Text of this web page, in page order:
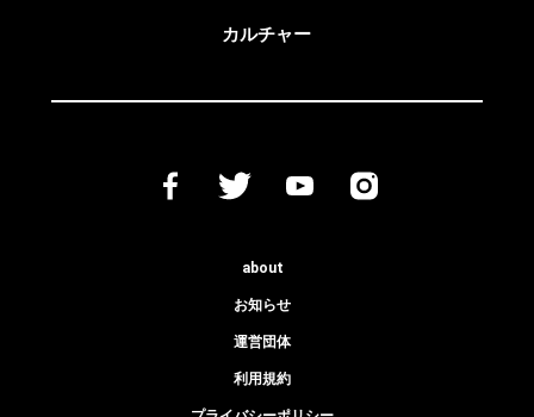
カルチャー
about
お知らせ
運営団体
利用規約